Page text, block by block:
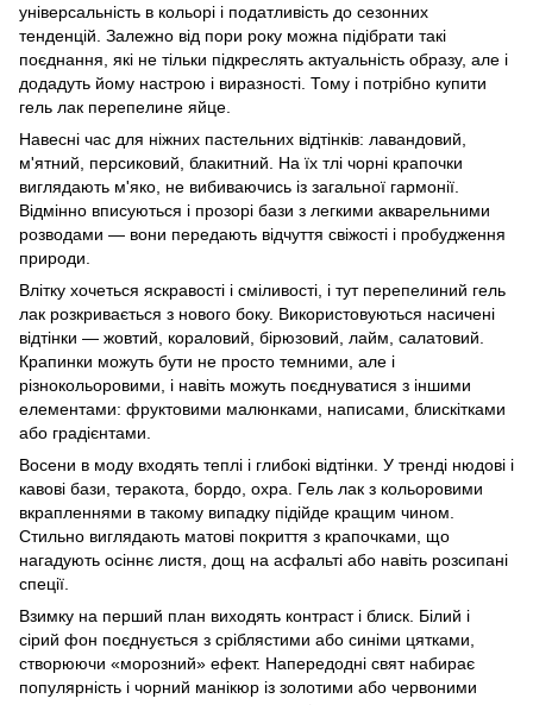
універсальність в кольорі і податливість до сезонних
тенденцій. Залежно від пори року можна підібрати такі
поєднання, які не тільки підкреслять актуальність образу, але і
додадуть йому настрою і виразності. Тому і потрібно купити
гель лак перепелине яйце.
Навесні час для ніжних пастельних відтінків: лавандовий,
м'ятний, персиковий, блакитний. На їх тлі чорні крапочки
виглядають м'яко, не вибиваючись із загальної гармонії.
Відмінно вписуються і прозорі бази з легкими акварельними
розводами — вони передають відчуття свіжості і пробудження
природи.
Влітку хочеться яскравості і сміливості, і тут перепелиний гель
лак розкривається з нового боку. Використовуються насичені
відтінки — жовтий, кораловий, бірюзовий, лайм, салатовий.
Крапинки можуть бути не просто темними, але і
різнокольоровими, і навіть можуть поєднуватися з іншими
елементами: фруктовими малюнками, написами, блискітками
або градієнтами.
Восени в моду входять теплі і глибокі відтінки. У тренді нюдові і
кавові бази, теракота, бордо, охра. Гель лак з кольоровими
вкрапленнями в такому випадку підійде кращим чином.
Стильно виглядають матові покриття з крапочками, що
нагадують осіннє листя, дощ на асфальті або навіть розсипані
спеції.
Взимку на перший план виходять контраст і блиск. Білий і
сірий фон поєднується з сріблястими або синіми цятками,
створюючи «морозний» ефект. Напередодні свят набирає
популярність і чорний манікюр із золотими або червоними